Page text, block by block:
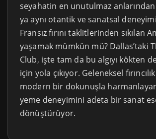
seyahatin en unutulmaz
ya aynı otantik ve sanatsal
Fransız fırını taklitlerinden sıkılan
yaşamak mümkün mü? Dallas’taki
Club, işte tam da bu algıyı kökten
için yola çıkıyor. Geleneksel
modern bir dokunuşla
yeme deneyimini adeta bir sanat
dönüştürüyor.